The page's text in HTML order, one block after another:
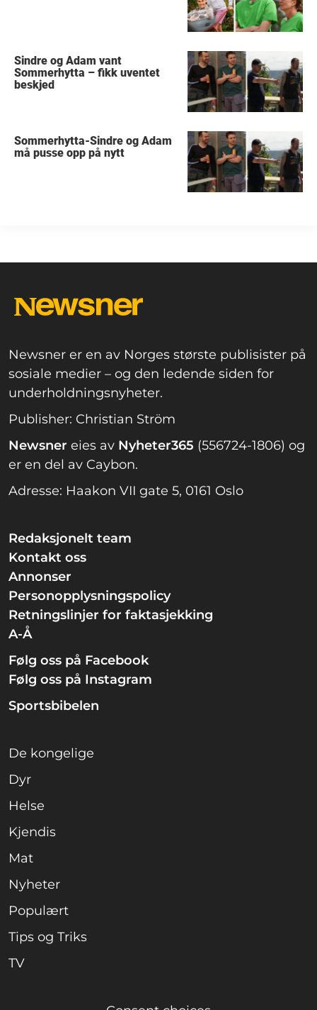
Sindre og Adam vant
Sommerhytta – fikk uventet
beskjed
Sommerhytta-Sindre og Adam
må pusse opp på nytt
Newsner er en av Norges største publisister på
sosiale medier – og den ledende siden for
underholdningsnyheter.
Publisher: Christian Ström
Newsner eies av Nyheter365 (556724-1806) og
er en del av Caybon.
Adresse: Haakon VII gate 5, 0161 Oslo
Redaksjonelt team
Kontakt oss
Annonser
Personopplysningspolicy
Retningslinjer for faktasjekking
A-Å
Følg oss på Facebook
Følg oss på Instagram
Sportsbibelen
De kongelige
Dyr
Helse
Kjendis
Mat
Nyheter
Populært
Tips og Triks
TV